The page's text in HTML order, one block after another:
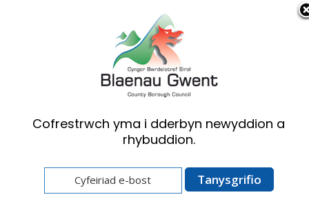
Cymraeg English
Newyddion
Gwent am ailgylchu a gofalu am yr amgylchedd
Cofrestrwch yma i dderbyn newyddion a
rhybuddion.